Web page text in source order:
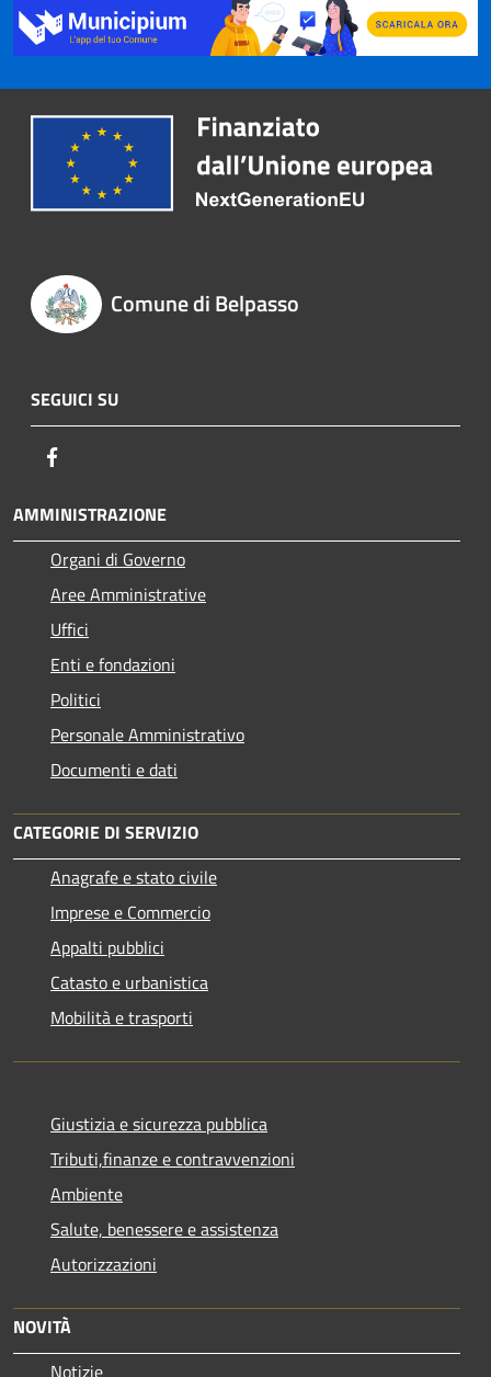
Comune di Belpasso
SEGUICI SU
AMMINISTRAZIONE
Organi di Governo
Aree Amministrative
Uffici
Enti e fondazioni
Politici
Personale Amministrativo
Documenti e dati
CATEGORIE DI SERVIZIO
Anagrafe e stato civile
Imprese e Commercio
Appalti pubblici
Catasto e urbanistica
Mobilità e trasporti
Giustizia e sicurezza pubblica
Tributi,finanze e contravvenzioni
Ambiente
Salute, benessere e assistenza
Autorizzazioni
NOVITÀ